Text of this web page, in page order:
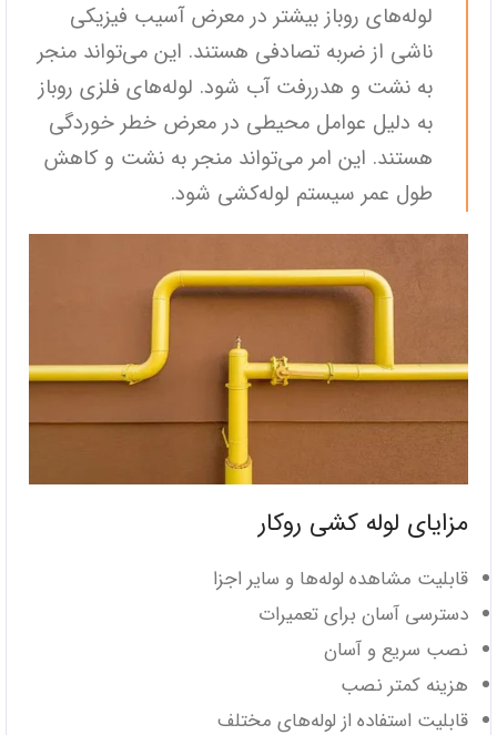
لوله‌های روباز بیشتر در معرض آسیب فیزیکی
ناشی از ضربه تصادفی هستند. این می‌تواند منجر
به نشت و هدررفت آب شود. لوله‌های فلزی روباز
به دلیل عوامل محیطی در معرض خطر خوردگی
هستند. این امر می‌تواند منجر به نشت و کاهش
طول عمر سیستم لوله‌کشی شود.
مزایای لوله کشی روکار
قابلیت مشاهده لوله‌ها و سایر اجزا
دسترسی آسان برای تعمیرات
نصب سریع و آسان
هزینه کمتر نصب
قابلیت استفاده از لوله‌های مختلف